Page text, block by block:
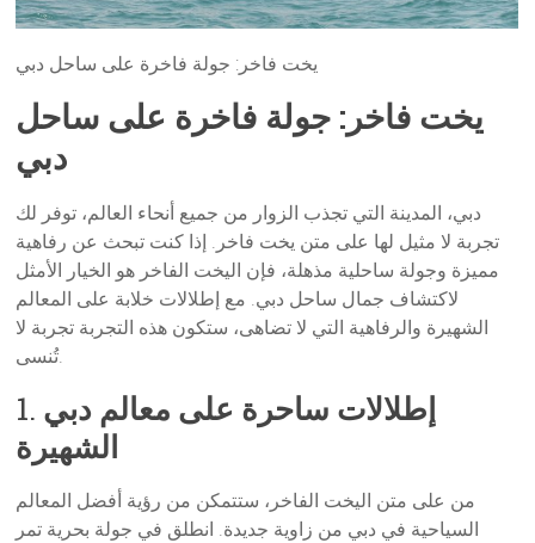
يخت فاخر: جولة فاخرة على ساحل دبي
يخت فاخر: جولة فاخرة على ساحل
دبي
دبي، المدينة التي تجذب الزوار من جميع أنحاء العالم، توفر لك
تجربة لا مثيل لها على متن يخت فاخر. إذا كنت تبحث عن رفاهية
مميزة وجولة ساحلية مذهلة، فإن اليخت الفاخر هو الخيار الأمثل
لاكتشاف جمال ساحل دبي. مع إطلالات خلابة على المعالم
الشهيرة والرفاهية التي لا تضاهى، ستكون هذه التجربة تجربة لا
تُنسى.
1. إطلالات ساحرة على معالم دبي
الشهيرة
من على متن اليخت الفاخر، ستتمكن من رؤية أفضل المعالم
السياحية في دبي من زاوية جديدة. انطلق في جولة بحرية تمر